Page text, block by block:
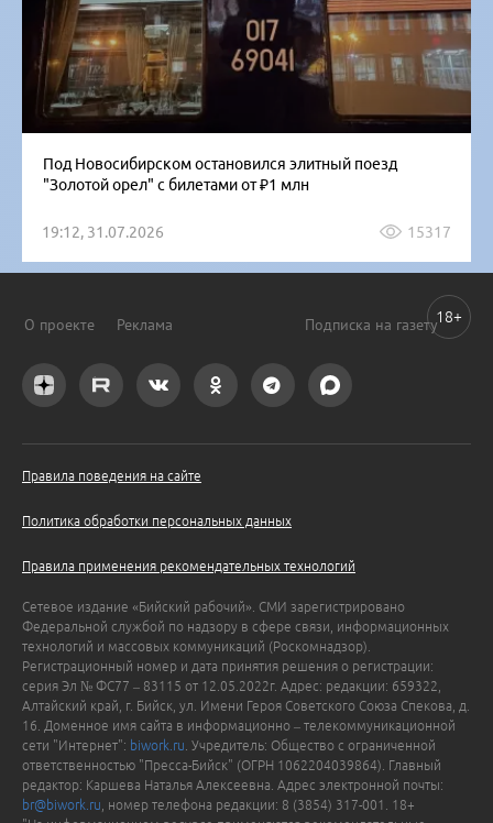
Под Новосибирском остановился элитный поезд
"Золотой орел" с билетами от ₽1 млн
19:12, 31.07.2026 15317
О проекте Реклама Подписка на газету
Правила поведения на сайте
Политика обработки персональных данных
Правила применения рекомендательных технологий
Сетевое издание «Бийский рабочий». СМИ зарегистрировано
Федеральной службой по надзору в сфере связи, информационных
технологий и массовых коммуникаций (Роскомнадзор).
Регистрационный номер и дата принятия решения о регистрации:
серия Эл № ФС77 – 83115 от 12.05.2022г. Адрес: редакции: 659322,
Алтайский край, г. Бийск, ул. Имени Героя Советского Союза Спекова, д.
16. Доменное имя сайта в информационно – телекоммуникационной
сети "Интернет": biwork.ru . Учредитель: Общество с ограниченной
ответственностью "Пресса-Бийск" (ОГРН 1062204039864). Главный
редактор: Каршева Наталья Алексеевна. Адрес электронной почты:
br@biwork.ru , номер телефона редакции: 8 (3854) 317-001. 18+
18+